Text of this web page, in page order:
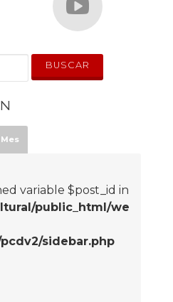
variable $post_id in
public_html/we
sidebar.php